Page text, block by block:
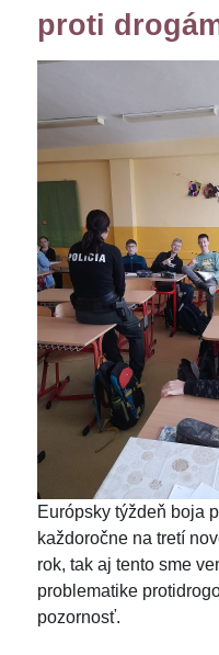
proti
Európsky týždeň boja
každoročne na tretí
rok, tak aj tento sme
problematike
pozornosť.